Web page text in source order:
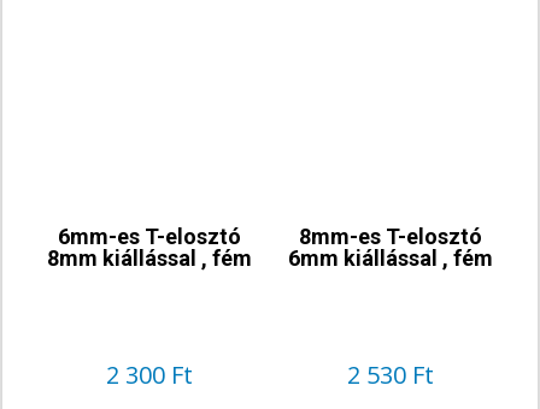
6mm-es T-elosztó
8mm kiállással , fém
2 300 Ft
8mm-es T-elosztó
6mm kiállással , fém
2 530 Ft